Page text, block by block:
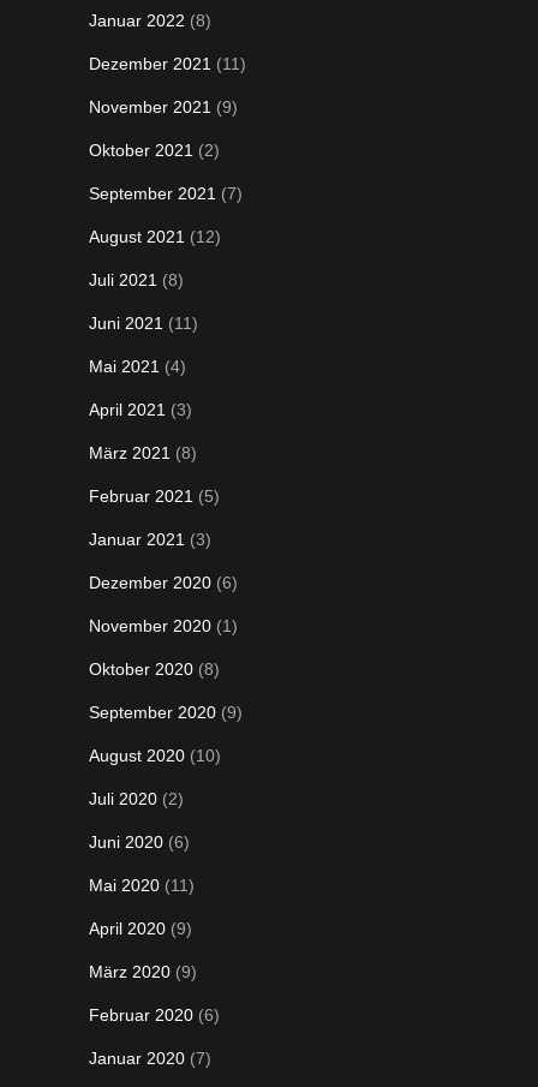
Januar 2022 (8)
Dezember 2021 (11)
November 2021 (9)
Oktober 2021 (2)
September 2021 (7)
August 2021 (12)
Juli 2021 (8)
Juni 2021 (11)
Mai 2021 (4)
April 2021 (3)
März 2021 (8)
Februar 2021 (5)
Januar 2021 (3)
Dezember 2020 (6)
November 2020 (1)
Oktober 2020 (8)
September 2020 (9)
August 2020 (10)
Juli 2020 (2)
Juni 2020 (6)
Mai 2020 (11)
April 2020 (9)
März 2020 (9)
Februar 2020 (6)
Januar 2020 (7)